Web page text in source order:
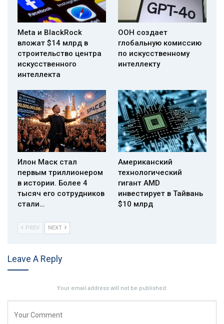
Meta и BlackRock
вложат $14 млрд в
строительство центра
искусственного
интеллекта
ООН создает
глобальную комиссию
по искусственному
интеллекту
Илон Маск стал
первым триллионером
в истории. Более 4
тысяч его сотрудников
стали…
Американский
технологический
гигант AMD
инвестирует в Тайвань
$10 млрд
PREV NEXT
Leave A Reply
Your email address will not be published.